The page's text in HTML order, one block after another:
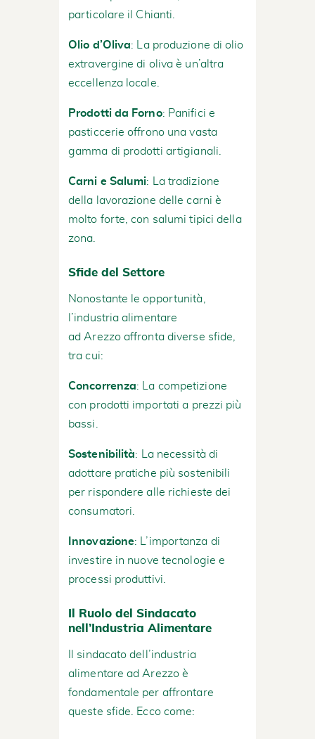
particolare il Chianti.
Olio d’Oliva: La produzione di olio
extravergine di oliva è un’altra
eccellenza locale.
Prodotti da Forno: Panifici e
pasticcerie offrono una vasta
gamma di prodotti artigianali.
Carni e Salumi: La tradizione
della lavorazione delle carni è
molto forte, con salumi tipici della
zona.
Sfide del Settore
Nonostante le opportunità,
l’industria alimentare
ad Arezzo affronta diverse sfide,
tra cui:
Concorrenza: La competizione
con prodotti importati a prezzi più
bassi.
Sostenibilità: La necessità di
adottare pratiche più sostenibili
per rispondere alle richieste dei
consumatori.
Innovazione: L’importanza di
investire in nuove tecnologie e
processi produttivi.
Il Ruolo del Sindacato
nell’Industria Alimentare
Il sindacato dell’industria
alimentare ad Arezzo è
fondamentale per affrontare
queste sfide. Ecco come: